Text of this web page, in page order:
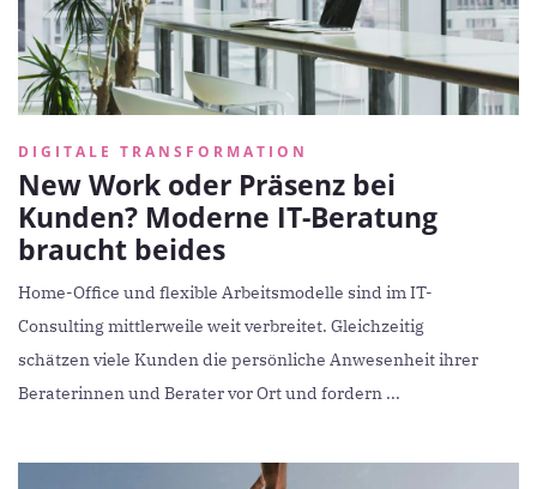
DIGITALE TRANSFORMATION
New Work oder Präsenz bei
Kunden? Moderne IT-Beratung
braucht beides
Home-Office und flexible Arbeitsmodelle sind im IT-
Consulting mittlerweile weit verbreitet. Gleichzeitig
schätzen viele Kunden die persönliche Anwesenheit ihrer
Beraterinnen und Berater vor Ort und fordern ...